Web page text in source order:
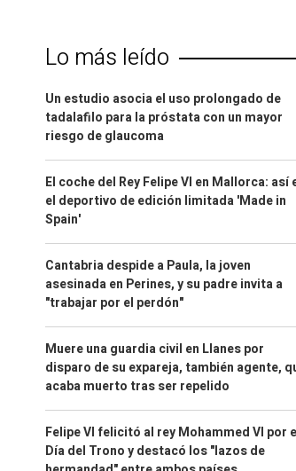
Lo más leído
Un estudio asocia el uso prolongado de
tadalafilo para la próstata con un mayor
riesgo de glaucoma
El coche del Rey Felipe VI en Mallorca: así
el deportivo de edición limitada 'Made in
Spain'
Cantabria despide a Paula, la joven
asesinada en Perines, y su padre invita a
"trabajar por el perdón"
Muere una guardia civil en Llanes por
disparo de su expareja, también agente,
acaba muerto tras ser repelido
Felipe VI felicitó al rey Mohammed VI por
Día del Trono y destacó los "lazos de